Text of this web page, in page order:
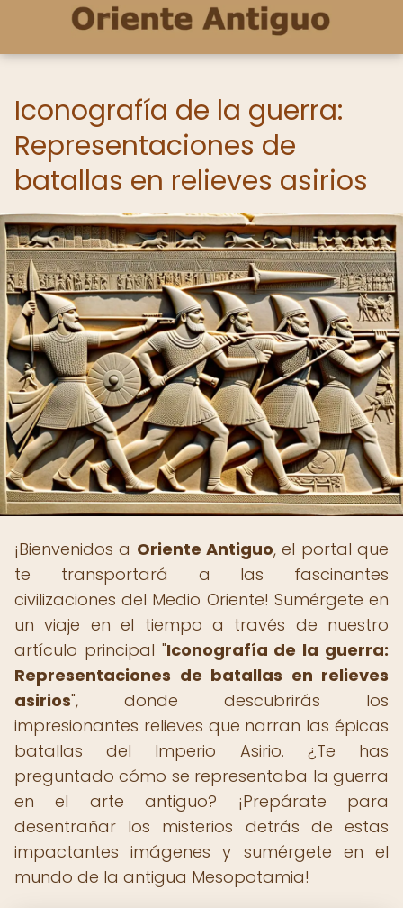
Iconografía de la guerra:
Representaciones de
batallas en relieves asirios
¡Bienvenidos a Oriente Antiguo, el portal que
te transportará a las fascinantes
civilizaciones del Medio Oriente! Sumérgete en
un viaje en el tiempo a través de nuestro
artículo principal "Iconografía de la guerra:
Representaciones de batallas en relieves
asirios", donde descubrirás los
impresionantes relieves que narran las épicas
batallas del Imperio Asirio. ¿Te has
preguntado cómo se representaba la guerra
en el arte antiguo? ¡Prepárate para
desentrañar los misterios detrás de estas
impactantes imágenes y sumérgete en el
mundo de la antigua Mesopotamia!